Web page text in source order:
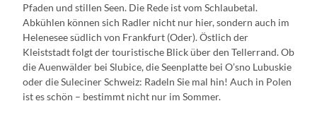
Pfaden und stillen Seen. Die Rede ist vom Schlaubetal.
Abkühlen können sich Radler nicht nur hier, sondern auch im
Helenesee südlich von Frankfurt (Oder). Östlich der
Kleiststadt folgt der touristische Blick über den Tellerrand. Ob
die Auenwälder bei Slubice, die Seenplatte bei O’sno Lubuskie
oder die Suleciner Schweiz: Radeln Sie mal hin! Auch in Polen
ist es schön – bestimmt nicht nur im Sommer.